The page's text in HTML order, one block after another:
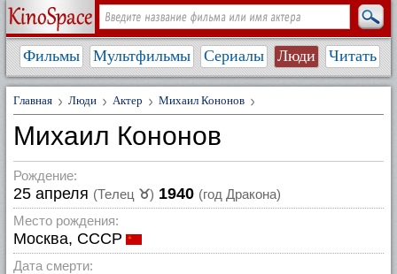
Фильмы Мультфильмы Сериалы Люди Читать
Главная Люди Актер Михаил Кононов
Михаил Кононов
Рождение:
25 апреля (Телец ♉) 1940 (год Дракона)
Место рождения:
Москва, СССР
Дата смерти: